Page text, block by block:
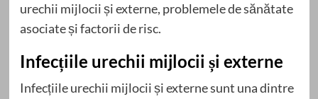
urechii mijlocii și externe, problemele de sănătate
asociate și factorii de risc.
Infecțiile urechii mijlocii și externe
Infecțiile urechii mijlocii și externe sunt una dintre